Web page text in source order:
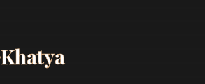
Khatya